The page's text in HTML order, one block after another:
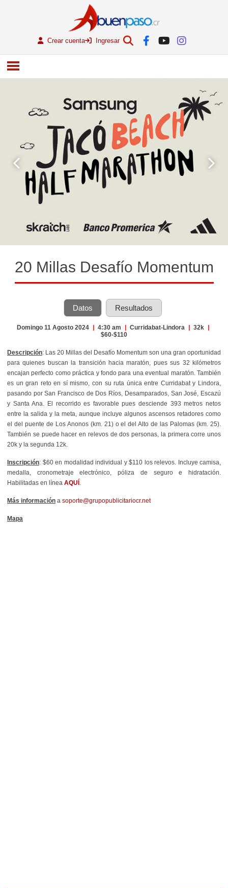
Crear cuenta Ingresar
20 Millas Desafío Momentum
Datos Resultados
Domingo 11 Agosto 2024 | 4:30 am | Curridabat-Lindora | 32k |
$60-$110
Descripción: Las 20 Millas del Desafío Momentum son una gran oportunidad
para quienes buscan la transición hacia maratón, pues sus 32 kilómetros
encajan perfecto como práctica y fondo para una eventual maratón. También
es un gran reto en sí mismo, con su ruta única entre Curridabat y Lindora,
pasando por San Francisco de Dos Ríos, Desamparados, San José, Escazú
y Santa Ana. El recorrido es favorable pues desciende 393 metros netos
entre la salida y la meta, aunque incluye algunos ascensos retadores como
el del puente de Los Anonos (km. 21) o el del Alto de las Palomas (km. 25).
También se puede hacer en relevos de dos personas, la primera corre unos
20k y la segunda 12k.
Inscripción: $60 en modalidad individual y $110 los relevos. Incluye camisa,
medalla, cronometraje electrónico, póliza de seguro e hidratación.
Habilitadas en línea AQUÍ
Más información a soporte@grupopublicitariocr.net
Mapa